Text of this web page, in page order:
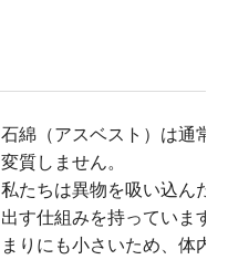
石綿（アスベスト）は通常
変質しません。
私たちは異物を吸い込んだ
出す仕組みを持っています
まりにも小さいため、体内